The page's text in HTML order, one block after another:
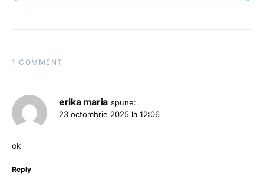
1 COMMENT
erika maria spune:
23 octombrie 2025 la 12:06
ok
Reply